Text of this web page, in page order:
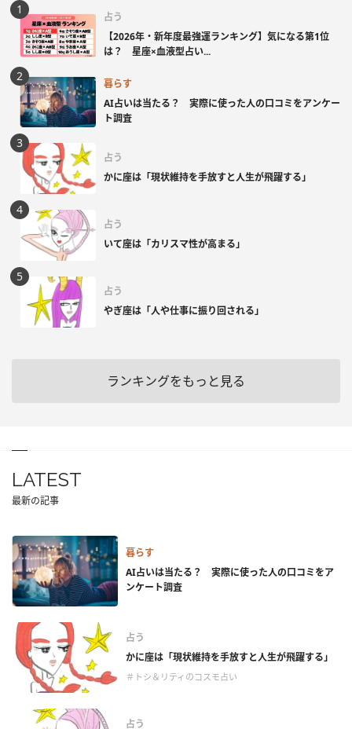
占う
【2026年・新年度最強運ランキング】気になる第1位
は？ 星座×血液型占い...
暮らす
AI占いは当たる？ 実際に使った人の口コミをアンケー
ト調査
占う
かに座は「現状維持を手放すと人生が飛躍する」
占う
いて座は「カリスマ性が高まる」
占う
やぎ座は「人や仕事に振り回される」
ランキングをもっと見る
LATEST
最新の記事
暮らす
AI占いは当たる？ 実際に使った人の口コミをア
ンケート調査
占う
かに座は「現状維持を手放すと人生が飛躍する」
＃トシ＆リティのコスモ占い
占う